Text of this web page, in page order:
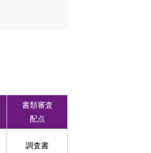
書類審査
配点
調査書